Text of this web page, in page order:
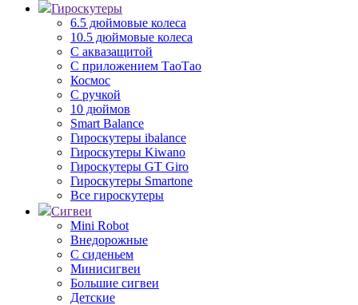
Гироскутеры
6.5 дюймовые колеса
10.5 дюймовые колеса
С аквазащитой
С приложением ТаоТао
Космос
С ручкой
10 дюймов
Smart Balance
Гироскутеры ibalance
Гироскутеры Kiwano
Гироскутеры GT Giro
Гироскутеры Smartone
Все гироскутеры
Сигвеи
Mini Robot
Внедорожные
С сиденьем
Минисигвеи
Большие сигвеи
Детские